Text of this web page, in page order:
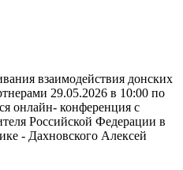
взаимодействия донских
29.05.2026 в 10:00 по
онлайн- конференция с
Российской Федерации в
- Дахновского Алексей